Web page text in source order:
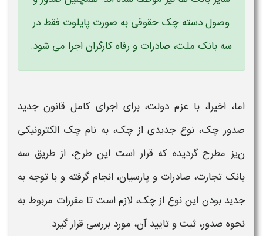
وصول دسته چک حقوقی به صورت پایلوت فقط در
سه بانک ملت، صادرات و رفاه کارگران اجرا می شود.
اما، اخیرا، با عزم دولت، برای اجرای کامل قانون جدید
صدور چک، نوع جدیدی از چک، به نام چک الکترونیکی
نیز مطرح گردیده که قرار است این طرح، از طریق سه
بانک تجارت، صادرات و پارسیان، انجام گرفته و با توجه به
جدید بودن این نوع از چک، لازم است تا مقررات مربوط به
نحوه صدور، ثبت و تایید آن، مورد بررسی قرار گیرد.